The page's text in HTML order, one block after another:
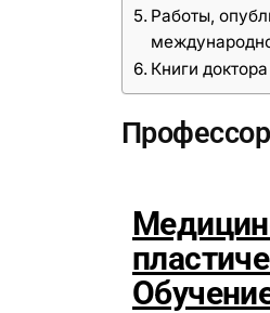
Работы,
Книги